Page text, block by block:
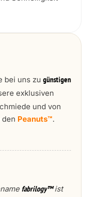
bei uns zu günstigen
exklusiven
und von
Peanuts™.
fabrilogy™ist